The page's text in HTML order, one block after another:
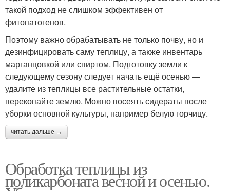
такой подход не слишком эффективен от
фитопатогенов.
Поэтому важно обрабатывать не только почву, но и
дезинфицировать саму теплицу, а также инвентарь
марганцовкой или спиртом. Подготовку земли к
следующему сезону следует начать ещё осенью —
удалите из теплицы все растительные остатки,
перекопайте землю. Можно посеять сидераты после
уборки основной культуры, например белую горчицу.
читать дальше →
Обработка теплицы из
поликарбоната весной и осенью.